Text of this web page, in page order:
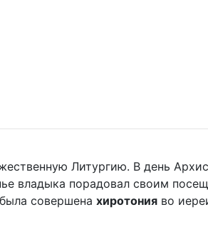
Литургию. В день
владыка порадовал своим
совершена хиротония во